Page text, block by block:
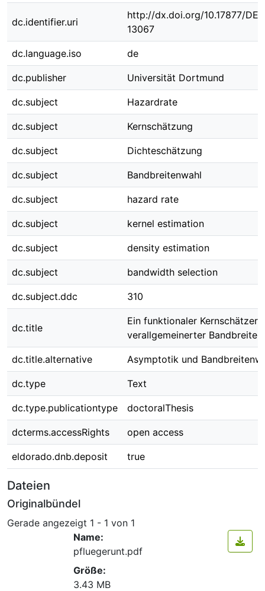
dc.identifier.uri
http://dx.doi.org/10.17877/
13067
dc.language.iso de
dc.publisher Universität Dortmund
dc.subject Hazardrate
dc.subject Kernschätzung
dc.subject Dichteschätzung
dc.subject Bandbreitenwahl
dc.subject hazard rate
dc.subject kernel estimation
dc.subject density estimation
dc.subject bandwidth selection
dc.subject.ddc 310
dc.title
Ein funktionaler Kernschätzer
verallgemeinerter Bandbreite
dc.title.alternative Asymptotik und
dc.type Text
dc.type.publicationtype doctoralThesis
dcterms.accessRights open access
eldorado.dnb.deposit true
Dateien
Originalbündel
Gerade angezeigt 1 - 1 von 1
Name:
pfluegerunt.pdf
Größe:
3.43 MB